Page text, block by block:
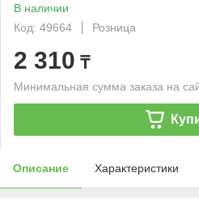
В наличии
Код: 49664
Розница
2 310 ₸
Минимальная сумма заказа на
Описание Характеристики